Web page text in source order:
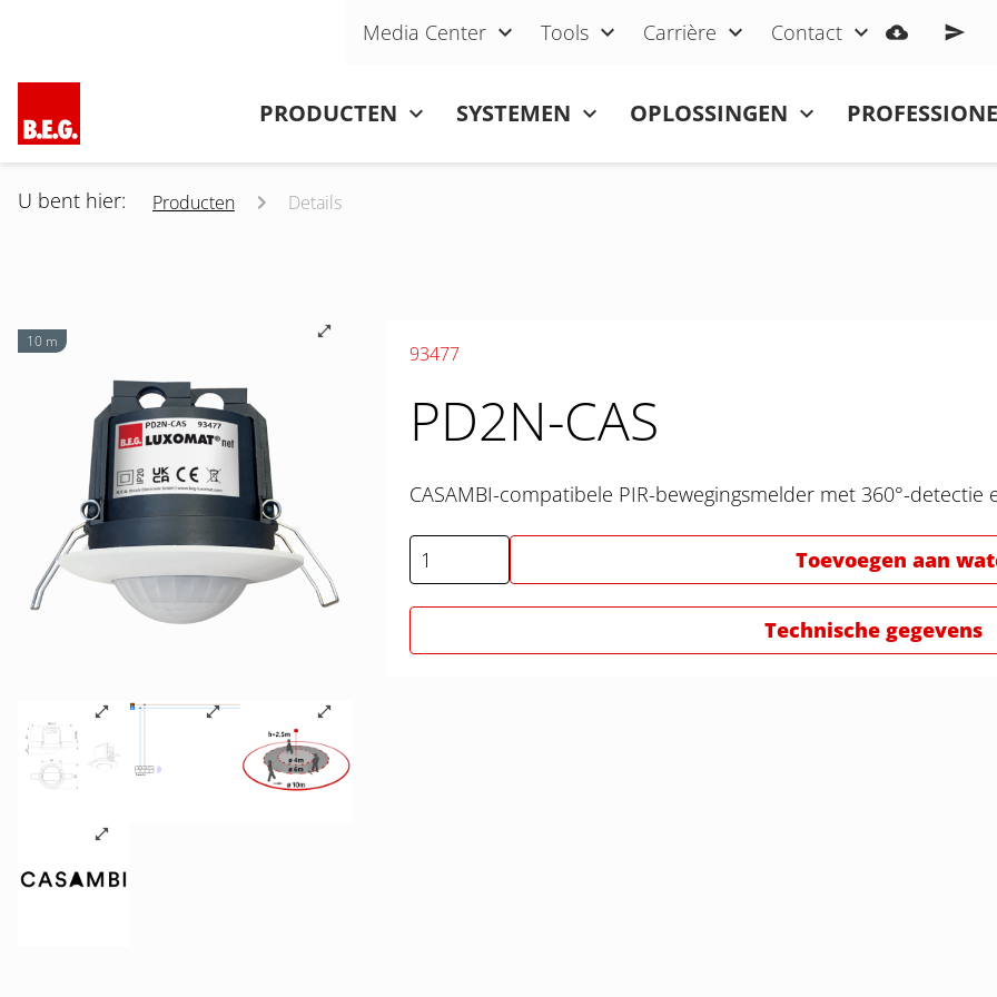
Navigatie overslaan
Media Center Tools Carrière Contact
PRODUCTEN SYSTEMEN OPLOSSINGEN
U bent hier: Producten Details
10 m
93477
PD2N-CAS
CASAMBI-compatibele PIR-bewegingsmelder met 360°-
Toevoegen aan
Technische gegevens